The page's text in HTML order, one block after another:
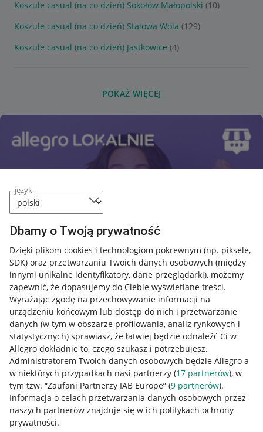
język
Dbamy o Twoją prywatność
Dzięki plikom cookies i technologiom pokrewnym (np. piksele,
SDK) oraz przetwarzaniu Twoich danych osobowych (między
innymi unikalne identyfikatory, dane przeglądarki), możemy
zapewnić, że dopasujemy do Ciebie wyświetlane treści.
Wyrażając zgodę na przechowywanie informacji na
urządzeniu końcowym lub dostęp do nich i przetwarzanie
danych (w tym w obszarze profilowania, analiz rynkowych i
statystycznych) sprawiasz, że łatwiej będzie odnaleźć Ci w
Allegro dokładnie to, czego szukasz i potrzebujesz.
Administratorem Twoich danych osobowych będzie Allegro a
w niektórych przypadkach nasi partnerzy (17 partnerów), w
tym tzw. “Zaufani Partnerzy IAB Europe” (9 partnerów).
Informacja o celach przetwarzania danych osobowych przez
naszych partnerów znajduje się w ich politykach ochrony
prywatności.
Koszule casual (na co dzień) Sokołów Małopolski (10)
Koszule casual (na co dzień) Stalowa Wola (129)
Koszule casual (na co dzień) Jastkowice (4)
POKAŻ WIĘCEJ
Nawigacja
Przydatne informacje
Jak to działa
Napisz do nas
Allegro Gadane dla sprzedających